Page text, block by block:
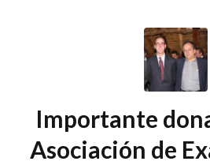
Importante
Asociación de